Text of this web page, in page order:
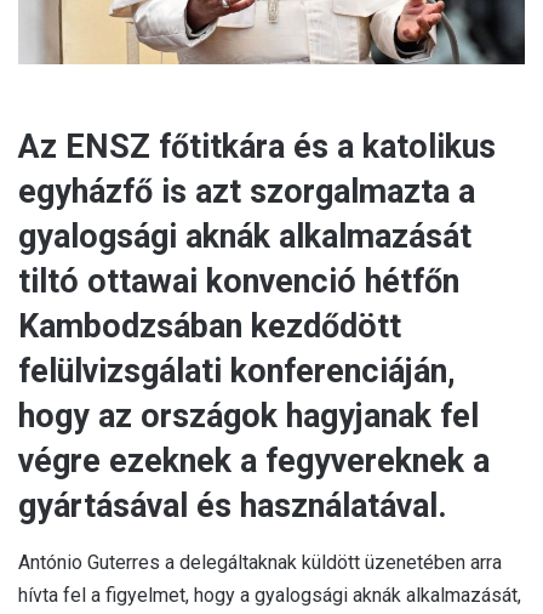
Az ENSZ főtitkára és a katolikus
egyházfő is azt szorgalmazta a
gyalogsági aknák alkalmazását
tiltó ottawai konvenció hétfőn
Kambodzsában kezdődött
felülvizsgálati konferenciáján,
hogy az országok hagyjanak fel
végre ezeknek a fegyvereknek a
gyártásával és használatával.
António Guterres a delegáltaknak küldött üzenetében arra
hívta fel a figyelmet, hogy a gyalogsági aknák alkalmazását,